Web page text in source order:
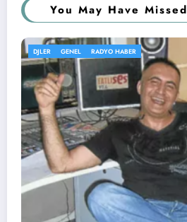
You May Have Missed